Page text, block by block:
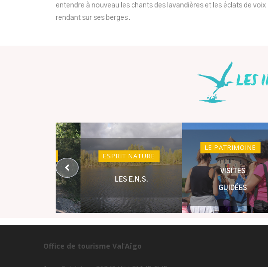
entendre à nouveau les chants des lavandières et les éclats de voix
rendant sur ses berges.
LES
ESPRIT NATURE
LES E.N.S.
LE PATRIMOINE
VISITES
GUIDÉES
Office de tourisme Val’Aïgo